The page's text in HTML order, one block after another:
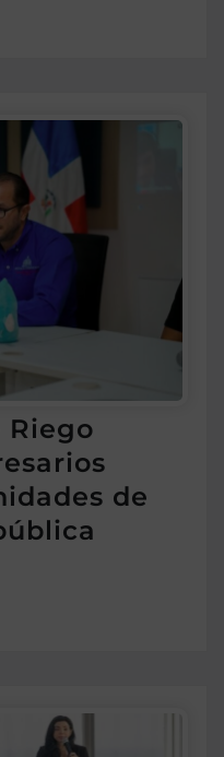
Riego
de